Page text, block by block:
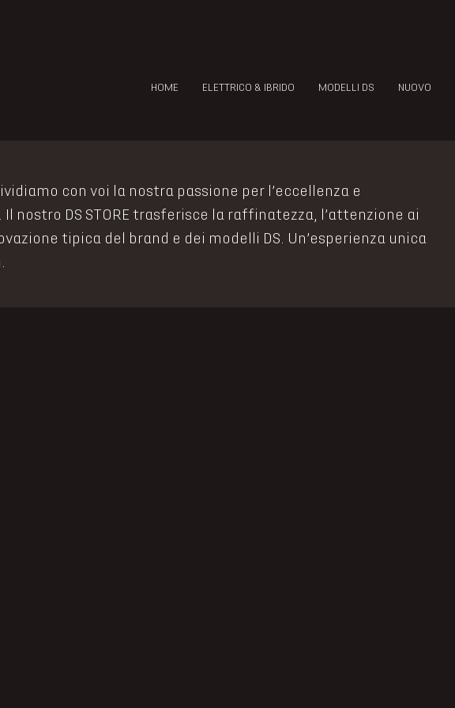
HOME ELETTRICO & IBRIDO MODELLI DS NUOVO
con voi la nostra passione per l’eccellenza e
Il nostro DS STORE trasferisce la raffinatezza, l’attenzione ai
tipica del brand e dei modelli DS. Un’esperienza unica